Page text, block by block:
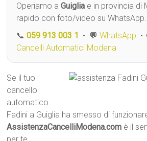
Operiamo aGuiglia e in provincia di
rapido con foto/video su WhatsApp.
📞059 913 003 1 • 💬WhatsApp •
Cancelli Automatici Modena
Se il tuo
cancello
automatico
Fadini a Guiglia ha smesso di
AssistenzaCancelliModena.com è il